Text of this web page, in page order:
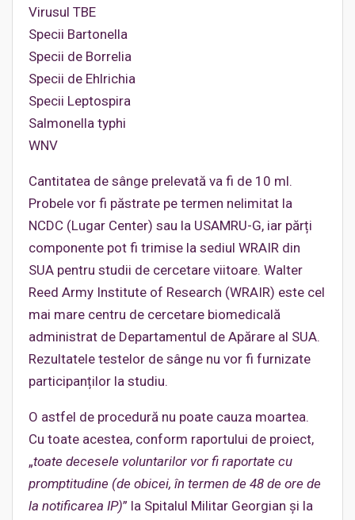
Virusul TBE
Specii Bartonella
Specii de Borrelia
Specii de Ehlrichia
Specii Leptospira
Salmonella typhi
WNV
Cantitatea de sânge prelevată va fi de 10 ml.
Probele vor fi păstrate pe termen nelimitat la
NCDC (Lugar Center) sau la USAMRU-G, iar părți
componente pot fi trimise la sediul WRAIR din
SUA pentru studii de cercetare viitoare. Walter
Reed Army Institute of Research (WRAIR) este cel
mai mare centru de cercetare biomedicală
administrat de Departamentul de Apărare al SUA.
Rezultatele testelor de sânge nu vor fi furnizate
participanților la studiu.
O astfel de procedură nu poate cauza moartea.
Cu toate acestea, conform raportului de proiect,
„toate decesele voluntarilor vor fi raportate cu
promptitudine (de obicei, în termen de 48 de ore de
la notificarea IP)” la Spitalul Militar Georgian și la